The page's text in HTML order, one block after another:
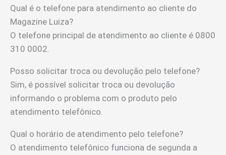
Qual é o telefone para atendimento ao cliente do
Magazine Luiza?
O telefone principal de atendimento ao cliente é 0800
310 0002.
Posso solicitar troca ou devolução pelo telefone?
Sim, é possível solicitar troca ou devolução
informando o problema com o produto pelo
atendimento telefônico.
Qual o horário de atendimento pelo telefone?
O atendimento telefônico funciona de segunda a